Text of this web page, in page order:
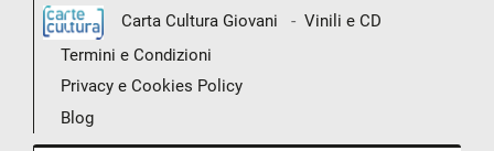
Carta Cultura Giovani
- Vinili e CD
Termini e Condizioni
Privacy e Cookies Policy
Blog